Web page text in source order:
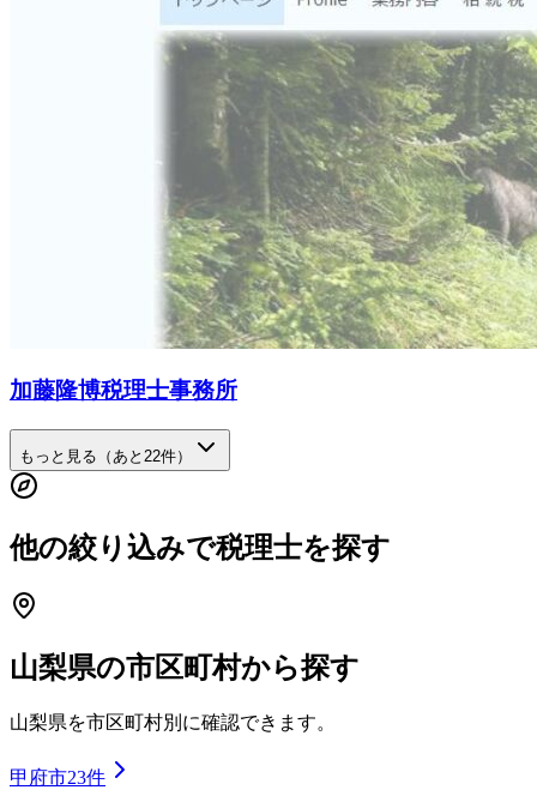
加藤隆博税理士事務所
もっと見る（あと 22件）
他の絞り込みで税理士を探す
山梨県の市区町村から探す
山梨県を市区町村別に確認できます。
甲府市23件